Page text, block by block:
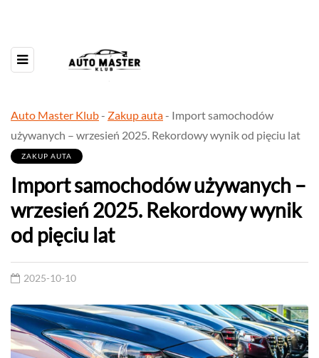
Auto Master Klub- Zakup auta- Import samochodów
używanych – wrzesień 2025. Rekordowy wynik od pięciu lat
ZAKUP AUTA
Import samochodów używanych –
wrzesień 2025. Rekordowy wynik
od pięciu lat
2025-10-10